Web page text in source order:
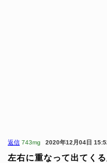
返信 743mg 2020年12月04日
左右に重なって出てく